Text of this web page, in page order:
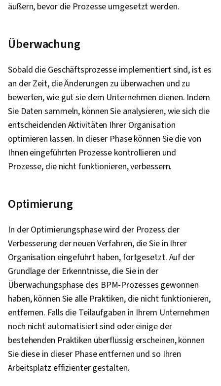
äußern, bevor die Prozesse umgesetzt werden.
Überwachung
Sobald die Geschäftsprozesse implementiert sind, ist es
an der Zeit, die Änderungen zu überwachen und zu
bewerten, wie gut sie dem Unternehmen dienen. Indem
Sie Daten sammeln, können Sie analysieren, wie sich die
entscheidenden Aktivitäten Ihrer Organisation
optimieren lassen. In dieser Phase können Sie die von
Ihnen eingeführten Prozesse kontrollieren und
Prozesse, die nicht funktionieren, verbessern.
Optimierung
In der Optimierungsphase wird der Prozess der
Verbesserung der neuen Verfahren, die Sie in Ihrer
Organisation eingeführt haben, fortgesetzt. Auf der
Grundlage der Erkenntnisse, die Sie in der
Überwachungsphase des BPM-Prozesses gewonnen
haben, können Sie alle Praktiken, die nicht funktionieren,
entfernen. Falls die Teilaufgaben in Ihrem Unternehmen
noch nicht automatisiert sind oder einige der
bestehenden Praktiken überflüssig erscheinen, können
Sie diese in dieser Phase entfernen und so Ihren
Arbeitsplatz effizienter gestalten.